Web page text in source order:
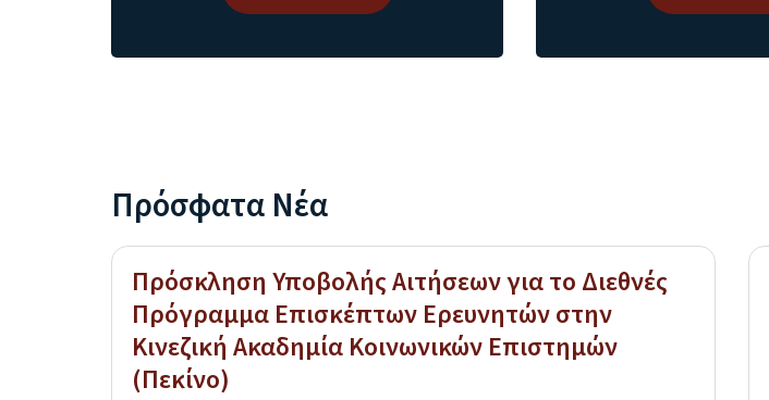
Πρόσφατα Νέα
Πρόσκληση Υποβολής Αιτήσεων για το Διεθνές
Πρόγραμμα Επισκέπτων Ερευνητών στην
Κινεζική Ακαδημία Κοινωνικών Επιστημών
(Πεκίνο)